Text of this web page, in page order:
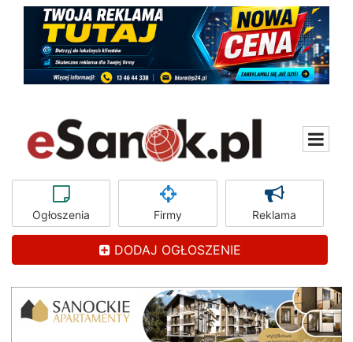
Ogłoszenia Firmy Reklama
DODAJ OGŁOSZENIE